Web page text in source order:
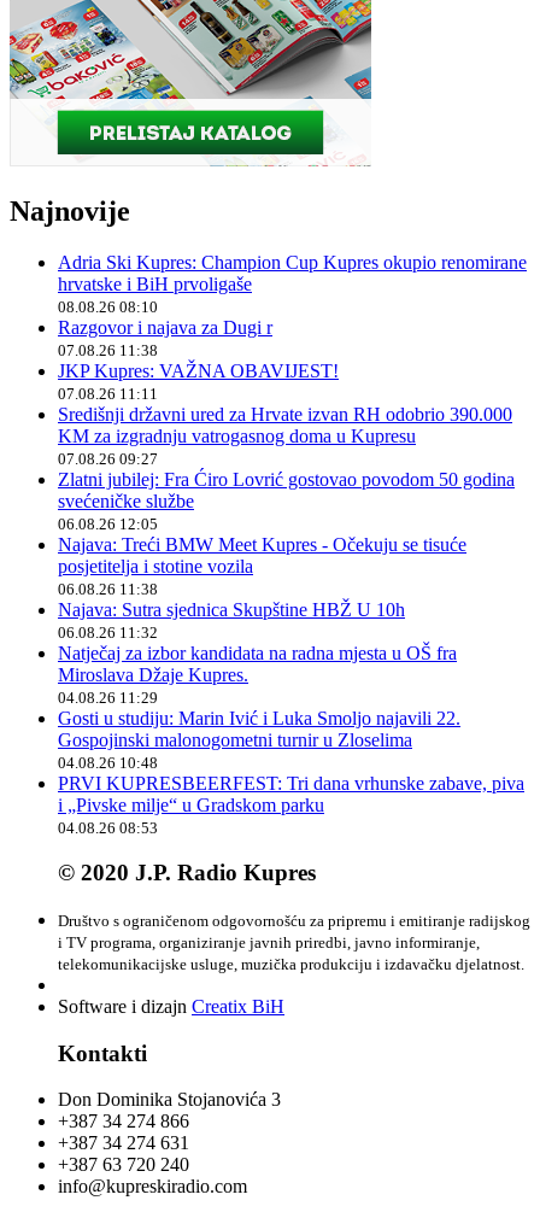
Najnovije
Adria Ski Kupres: Champion Cup Kupres okupio renomirane
hrvatske i BiH prvoligaše
08.08.26 08:10
Razgovor i najava za Dugi r
07.08.26 11:38
JKP Kupres: VAŽNA OBAVIJEST!
07.08.26 11:11
Središnji državni ured za Hrvate izvan RH odobrio 390.000
KM za izgradnju vatrogasnog doma u Kupresu
07.08.26 09:27
Zlatni jubilej: Fra Ćiro Lovrić gostovao povodom 50 godina
svećeničke službe
06.08.26 12:05
Najava: Treći BMW Meet Kupres - Očekuju se tisuće
posjetitelja i stotine vozila
06.08.26 11:38
Najava: Sutra sjednica Skupštine HBŽ U 10h
06.08.26 11:32
Natječaj za izbor kandidata na radna mjesta u OŠ fra
Miroslava Džaje Kupres.
04.08.26 11:29
Gosti u studiju: Marin Ivić i Luka Smoljo najavili 22.
Gospojinski malonogometni turnir u Zloselima
04.08.26 10:48
PRVI KUPRESBEERFEST: Tri dana vrhunske zabave, piva
i „Pivske milje“ u Gradskom parku
04.08.26 08:53
© 2020 J.P. Radio Kupres
Društvo s ograničenom odgovornošću za pripremu i emitiranje radijskog
i TV programa, organiziranje javnih priredbi, javno informiranje,
telekomunikacijske usluge, muzička produkciju i izdavačku djelatnost.
Software i dizajn Creatix BiH
Kontakti
Don Dominika Stojanovića 3
+387 34 274 866
+387 34 274 631
+387 63 720 240
info@kupreskiradio.com